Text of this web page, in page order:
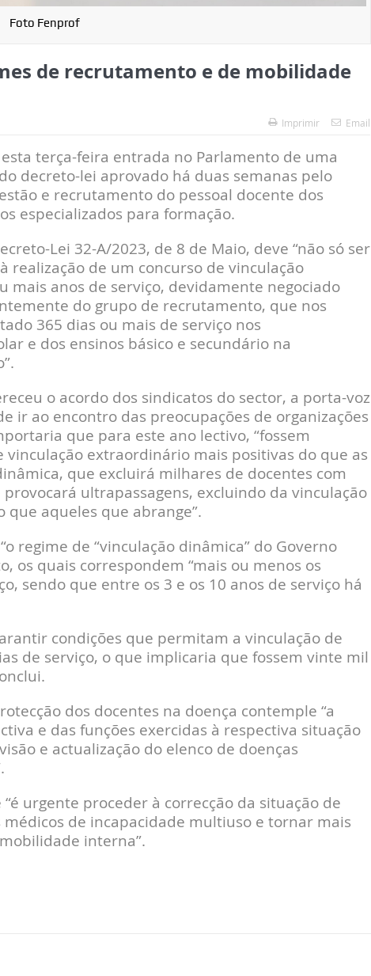
Foto Fenprof
de recrutamento e de mobilidade
Imprimir Email
terça-feira entrada no Parlamento de uma
decreto-lei aprovado há duas semanas pelo
e recrutamento do pessoal docente dos
especializados para formação.
Lei 32-A/2023, de 8 de Maio, deve “não só ser
realização de um concurso de vinculação
mais anos de serviço, devidamente negociado
do grupo de recrutamento, que nos
365 dias ou mais de serviço nos
e dos ensinos básico e secundário na
o acordo dos sindicatos do sector, a porta-voz
ir ao encontro das preocupações de organizações
que para este ano lectivo, “fossem
vinculação extraordinário mais positivas do que as
que excluirá milhares de docentes com
ultrapassagens, excluindo da vinculação
que aqueles que abrange”.
regime de “vinculação dinâmica” do Governo
os quais correspondem “mais ou menos os
sendo que entre os 3 e os 10 anos de serviço há
condições que permitam a vinculação de
de serviço, o que implicaria que fossem vinte mil
dos docentes na doença contemple “a
e das funções exercidas à respectiva situação
e actualização do elenco de doenças
urgente proceder à correcção da situação de
de incapacidade multiuso e tornar mais
interna”.